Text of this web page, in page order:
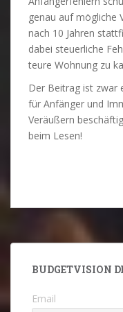
genau auf mögliche
nach 10 Jahren
dabei steuerliche
teure Wohnung zu
Der Beitrag ist zwar
für Anfänger und
Veräußern
beim Lesen!
BUDGETVISION
Email